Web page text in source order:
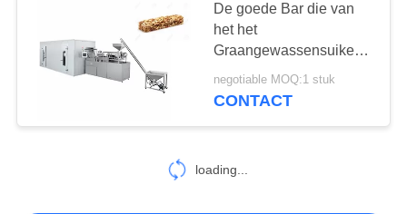
De goede Bar die van
het het
Graangewassensuikergoed
van de Prestaties
Automatische Haver tot
negotiable MOQ:1 stuk
CONTACT
loading...